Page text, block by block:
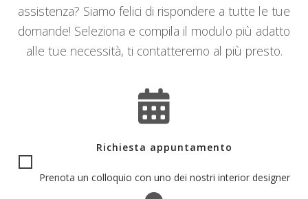
assistenza? Siamo felici di rispondere a tutte le tue
domande! Seleziona e compila il modulo più adatto
alle tue necessità, ti contatteremo al più presto.
Richiesta appuntamento
Prenota un colloquio con uno dei nostri interior designer